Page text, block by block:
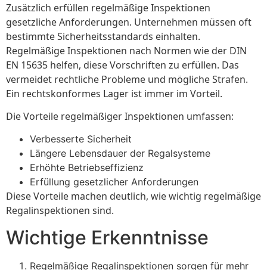
Zusätzlich erfüllen regelmäßige Inspektionen
gesetzliche Anforderungen. Unternehmen müssen oft
bestimmte Sicherheitsstandards einhalten.
Regelmäßige Inspektionen nach Normen wie der DIN
EN 15635 helfen, diese Vorschriften zu erfüllen. Das
vermeidet rechtliche Probleme und mögliche Strafen.
Ein rechtskonformes Lager ist immer im Vorteil.
Die Vorteile regelmäßiger Inspektionen umfassen:
Verbesserte Sicherheit
Längere Lebensdauer der Regalsysteme
Erhöhte Betriebseffizienz
Erfüllung gesetzlicher Anforderungen
Diese Vorteile machen deutlich, wie wichtig regelmäßige
Regalinspektionen sind.
Wichtige Erkenntnisse
Regelmäßige Regalinspektionen sorgen für mehr